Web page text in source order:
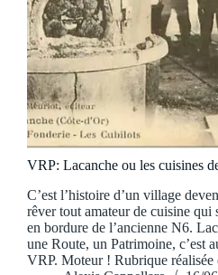
VRP: Lacanche ou les cuisines
C’est l’histoire d’un village
rêver tout amateur de cuisine qui
en bordure de l’ancienne N6.
une Route, un Patrimoine, c’est
VRP. Moteur ! Rubrique